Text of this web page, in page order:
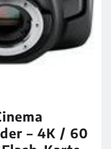
– 4K / 60